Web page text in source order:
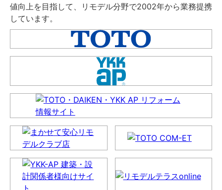
値向上を目指して、リモデル分野で2002年から業務提携
しています。